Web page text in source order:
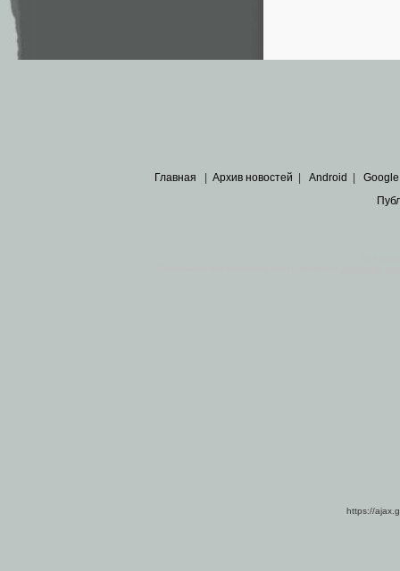
Главная Архив новостей Android Google
https://